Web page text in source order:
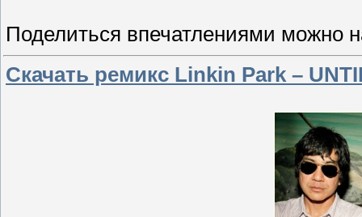
Поделиться впечатлениями можно
Скачать ремикс Linkin Park –